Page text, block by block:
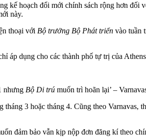
kế hoạch đổi mới chính sách rộng hơn
này.
thoại với Bộ trưởng Bộ Phát triển vào tuần
dụng cho các thành phố tự trị của
nhưng Bộ Di trú muốn trì hoãn lại’ –
3 hoặc tháng 4. Cũng theo Varnavas,
đảm bảo vẫn kịp nộp đơn đăng kí theo